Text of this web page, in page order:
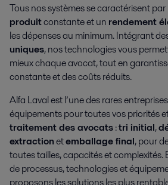
Tous nos systèmes se caractérisent
produitconstante et un rendement
les dépenses au minimum. Intégrant
uniques, nos technologies vous
mieux chaque avocat, tout en
constante et des coûts réduits.
Alfa Laval est l’une des rares
équipements pour toutes vos priorités
traitement des avocats:tri initial,
extractionetemballage final, pour
toutes tailles, capacités et complexités.
de processus, technologies et